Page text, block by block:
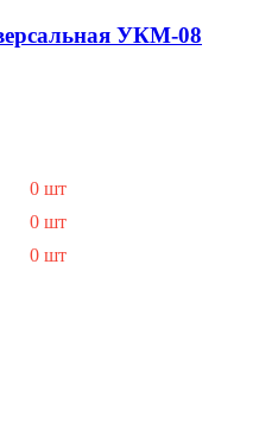
УКМ-08
0 шт
0 шт
0 шт